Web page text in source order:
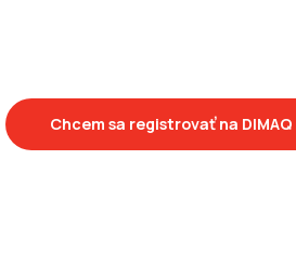
Chcem sa registrovať na